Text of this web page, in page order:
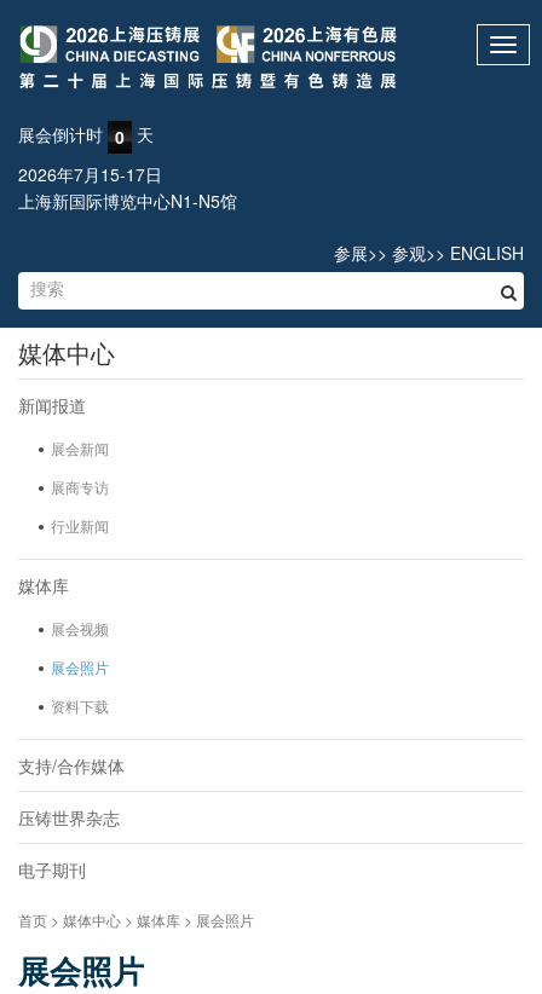
展会倒计时 0 天
2026年7月15-17日
上海新国际博览中心N1-N5馆
参展>> 参观>> ENGLISH
媒体中心
新闻报道
展会新闻
展商专访
行业新闻
媒体库
展会视频
展会照片
资料下载
支持/合作媒体
压铸世界杂志
电子期刊
首页 > 媒体中心 > 媒体库 > 展会照片
展会照片